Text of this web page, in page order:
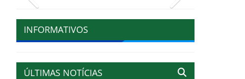
INFORMATIVOS
ÚLTIMAS NOTÍCIAS